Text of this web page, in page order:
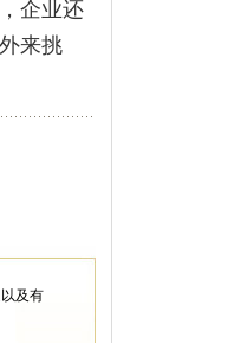
企业还
来挑
及有